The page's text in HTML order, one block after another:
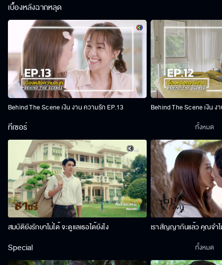
เบื้องหลังฉากหลุด
Behind The Scene เงิน งาน ความรัก EP.13 Behind The Scene เงิน ง
ทีเซอร์
สมบัติยังรักษาไม่ได้ จะดูแลเธอได้ยังไง เราสัญญากันแล้ว คุณจำไ
ทั้งหมด
Special ทั้งหมด